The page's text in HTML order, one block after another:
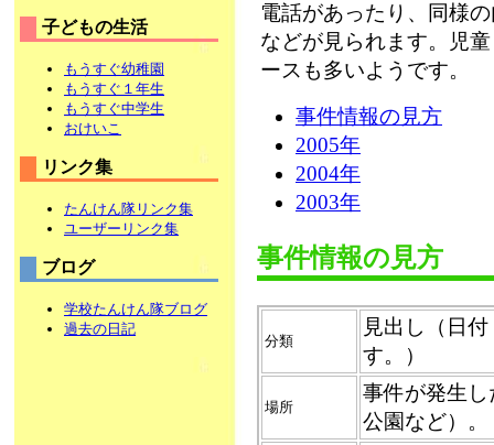
子どもの生活
もうすぐ幼稚園
もうすぐ１年生
もうすぐ中学生
おけいこ
リンク集
たんけん隊リンク集
ユーザーリンク集
ブログ
学校たんけん隊ブログ
過去の日記
電話があったり、同様
などが見られます。児
ースも多いようです。
事件情報の見方
2005年
2004年
2003年
事件情報の見方
分類
見出し（日
す。）
場所
事件が発生
公園など）。